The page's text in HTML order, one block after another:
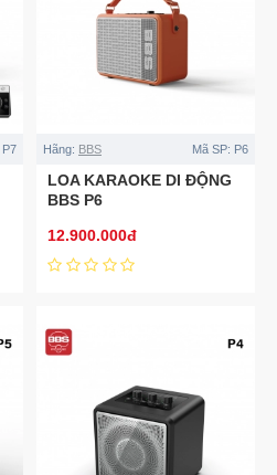
P7 Hãng: BBS Mã SP: P6
LOA KARAOKE DI ĐỘNG
BBS P6
12.900.000đ